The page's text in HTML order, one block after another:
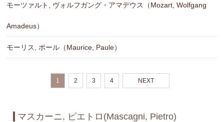
モーツァルト, ヴォルフガング・アマデウス（Mozart, Wolfgang
Amadeus）
モーリス, ポール（Maurice, Paule）
1 2 3 4 NEXT
マスカーニ, ピエトロ(Mascagni, Pietro)